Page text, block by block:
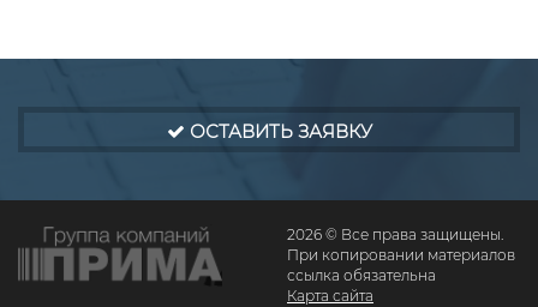
ОСТАВИТЬ ЗАЯВКУ
2026 © Все права защищены.
При копировании материалов
ссылка обязательна
Карта сайта